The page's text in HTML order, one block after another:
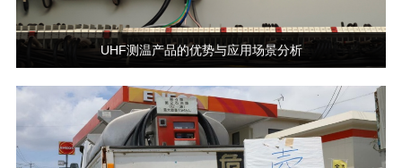
UHF测温产品的优势与应用场景分析